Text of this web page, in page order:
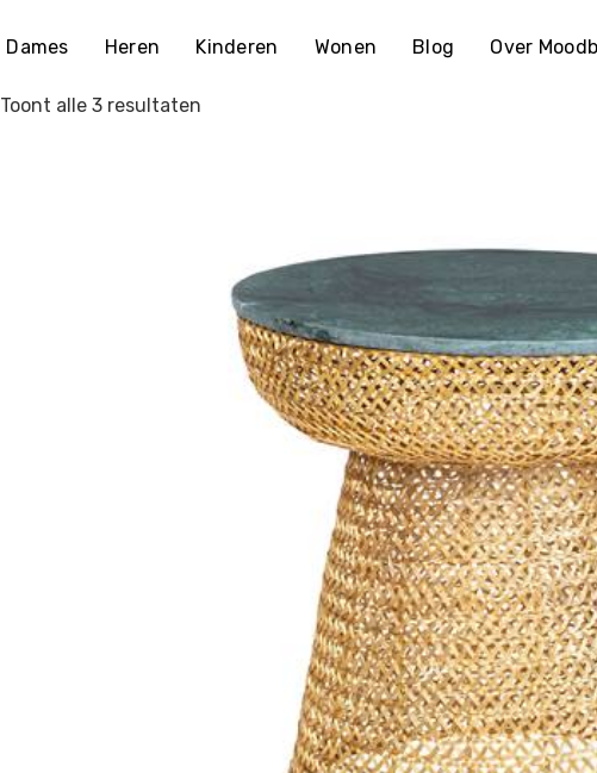
Dames Heren Kinderen Wonen Blog Over
Toont alle 3 resultaten